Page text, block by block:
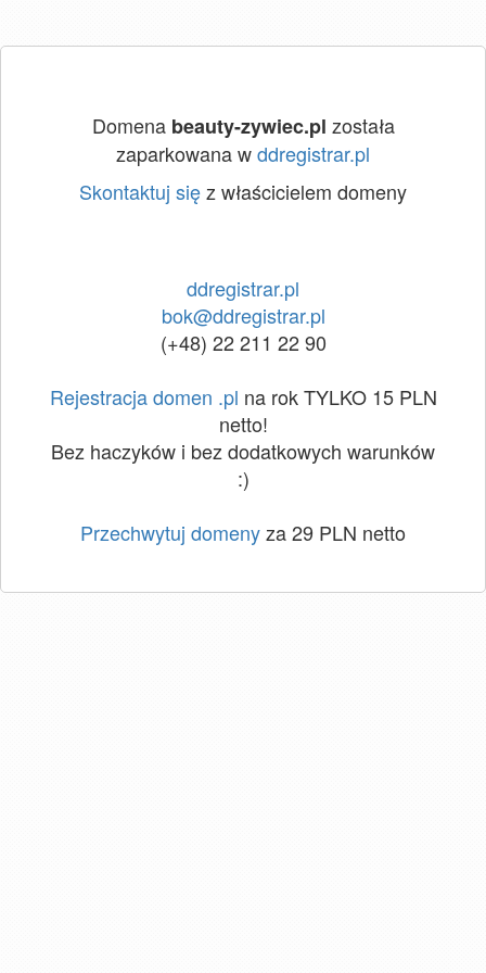
Domena beauty-zywiec.pl została
zaparkowana wddregistrar.pl
Skontaktuj sięz właścicielem domeny
ddregistrar.pl
bok@ddregistrar.pl
(+48) 22 211 22 90
Rejestracja domen .pl na rok TYLKO 15 PLN
netto!
Bez haczyków i bez dodatkowych warunków
:)
Przechwytuj domenyza 29 PLN netto